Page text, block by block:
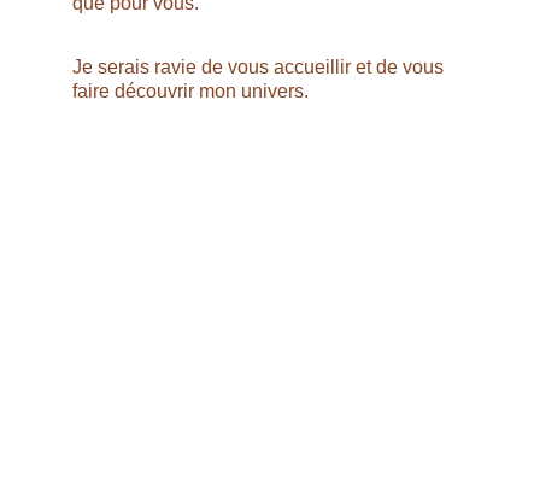
Je serais ravie de vous accueillir et de vous
faire découvrir mon univers.